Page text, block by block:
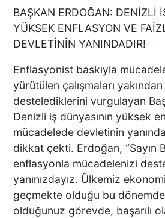
BEBEĞİ
Maymun
Deprem
BAŞKAN ERDOĞAN: DENİZLİ
YÜKSEK ENFLASYON VE
DEVLETİNİN YANINDADIR!
Enflasyonist baskıyla
yürütülen çalışmaları
destelediklerini vurgulayan
Denizli iş dünyasının yüksek
mücadelede devletinin
dikkat çekti. Erdoğan, “Sayın
enflasyonla mücadelenizi
yanınızdayız. Ülkemiz
geçmekte olduğu bu
olduğunuz görevde, başarılı